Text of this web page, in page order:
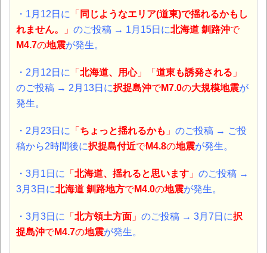
・1月12日に 「 同じようなエリア(道東)で揺れるかもし
れません。
」 のご投稿 → 1月15日に北海道 釧路沖で
M4.7の地震が発生。
・2月12日に 「 北海道、用心」「 道東も誘発される 」
のご投稿 → 2月13日に択捉島沖でM7.0の大規模地震が
発生。
・2月23日に 「 ちょっと揺れるかも 」 のご投稿 → ご投
稿から2時間後に択捉島付近でM4.8の地震が発生。
・3月1日に 「 北海道、揺れると思います 」 のご投稿 →
3月3日に北海道 釧路地方でM4.0の地震が発生。
・3月3日に 「 北方領土方面 」 のご投稿 → 3月7日に択
捉島沖でM4.7の地震が発生。